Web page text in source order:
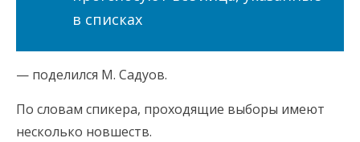
в списках
— поделился М. Садуов.
По словам спикера, проходящие выборы имеют
несколько новшеств.